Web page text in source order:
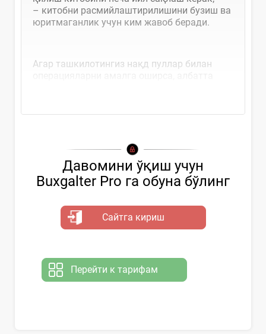
– китобни расмийлаштирилишини бузиш ва
юритмаганлик учун ким жавоб беради.
Агар ташкилотингиз нақд пуллар билан
Давомини ўқиш учун
Buxgalter Pro га обуна бўлинг
Сайтга кириш
Перейти к тарифам